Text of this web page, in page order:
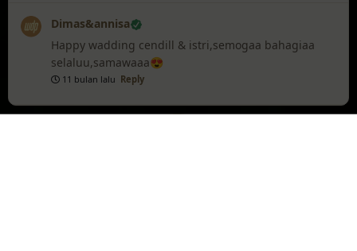
Dimas&annisa
Happy wadding cendill & istri,semogaa bahagiaa
selaluu,samawaaa😍
11 bulan lalu Reply